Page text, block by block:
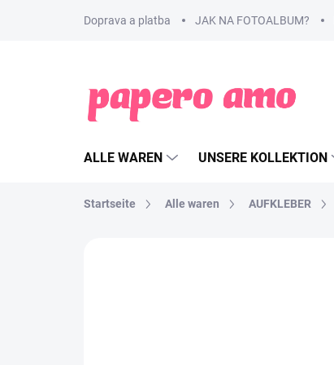
Doprava a platba JAK NA FOTOALBUM?
ALLE WAREN UNSERE KOLLEKTION
Startseite Alle waren AUFKLEBER